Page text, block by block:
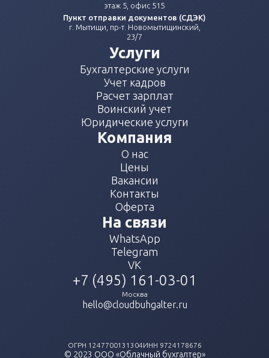
этаж 5, офис 515
Пункт отправки документов (СДЭК)
г. Мытищи, пр-т. Новомытищинский,
23/7
Услуги
Бухгалтерские услуги
Учет кадров
Расчет зарплат
Воинский учет
Юридические услуги
Компания
О нас
Цены
Вакансии
Контакты
Оферта
На связи
WhatsApp
Telegram
VK
+7 (495) 161-03-01
Москва
hello@cloudbuhgalter.ru
ОГРН 1247700131304ИНН 9724178676
© 2023 ООО «Облачный бухгалтер»